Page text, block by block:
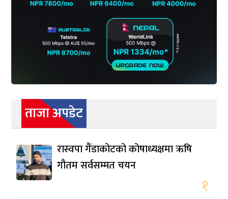
ताजा अपडेट
रास्वपा गैंडाकोटको कोषाध्यक्षमा ऋषि
गौतम सर्वसम्मत चयन
१